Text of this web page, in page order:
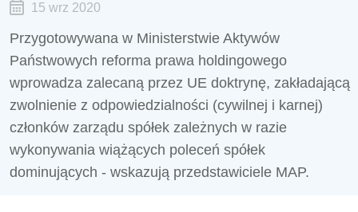
15 wrz 2020
Przygotowywana w Ministerstwie Aktywów
Państwowych reforma prawa holdingowego
wprowadza zalecaną przez UE doktrynę, zakładającą
zwolnienie z odpowiedzialności (cywilnej i karnej)
członków zarządu spółek zależnych w razie
wykonywania wiążących poleceń spółek
dominujących - wskazują przedstawiciele MAP.